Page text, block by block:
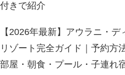
付きで紹介
【2026年最新】アウラニ・デ
リゾート完全ガイド｜予約方
部屋・朝食・プール・子連れ